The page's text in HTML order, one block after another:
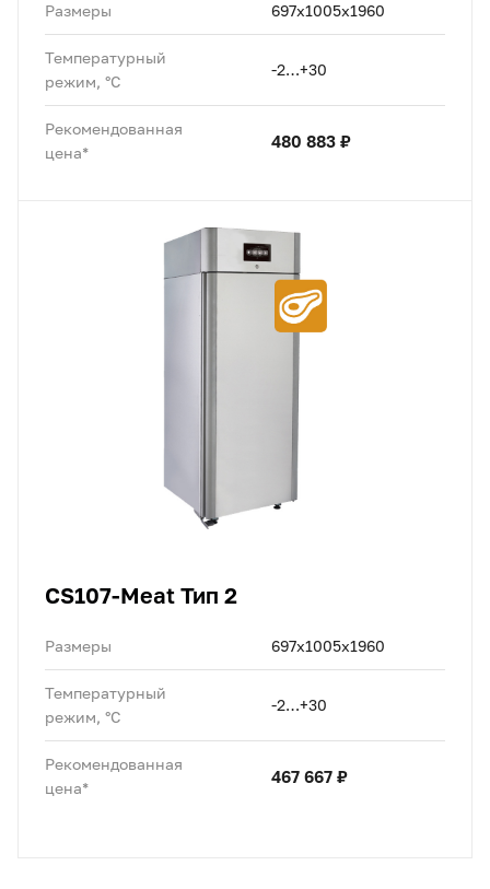
Размеры 697х1005х1960
Температурный
режим, °C
-2…+30
Рекомендованная
цена*
480 883 ₽
CS107-Meat Тип 2
Размеры 697х1005х1960
Температурный
режим, °C
-2…+30
Рекомендованная
цена*
467 667 ₽